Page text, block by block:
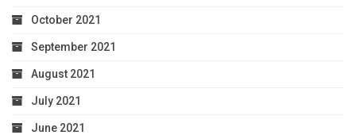
October 2021
September 2021
August 2021
July 2021
June 2021